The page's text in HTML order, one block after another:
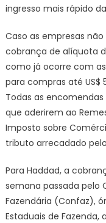
ingresso mais rápido
Caso as empresas
cobrança de alíquota
como já ocorre com
para compras até US$
Todas as
que aderirem ao
Imposto sobre
tributo arrecadado
Para Haddad, a
semana passada pelo
Fazendária (Confaz),
Estaduais de Fazenda,